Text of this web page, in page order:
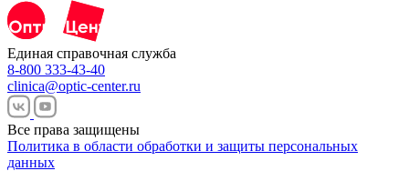
Единая справочная служба
8-800 333-43-40
clinica@optic-center.ru
Все права защищены
Политика в области обработки и защиты персональных
данных